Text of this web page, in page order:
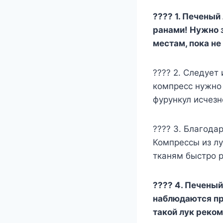
???? 1.
ранами! Нужно
местам, пока
???? 2. Следует
компресс
фурункул
???? 3.
Компрессы из
тканям быстро
???? 4.
наблюдаются
такой лук